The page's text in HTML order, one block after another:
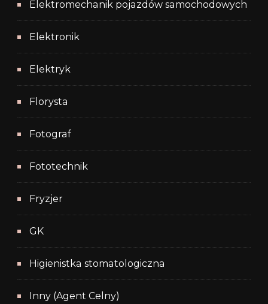
Elektromechanik pojazdów samochodowych
Elektronik
Elektryk
Florysta
Fotograf
Fototechnik
Fryzjer
GK
Higienistka stomatologiczna
Inny (Agent Celny)